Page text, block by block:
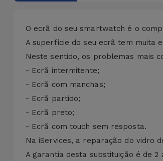
iPad e
tudo
O ecrã do seu smartwatch é o
A superfície do seu ecrã tem muita
Neste sentido, os problemas mais
- Ecrã intermitente;
- Ecrã com manchas;
- Ecrã partido;
- Ecrã preto;
- Ecrã com touch sem resposta.
Na iServices, a reparação do vidro
A garantia desta substituição é de